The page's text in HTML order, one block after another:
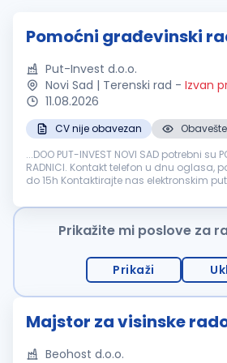
Pomoćni građevinski
Put-Invest d.o.o.
Novi Sad | Terenski rad - Izvan
11.08.2026
CV nije obavezan
...DOO PUT-INVEST NOVI SAD potrebni su
RADNICI. Kontakt telefon u dnu oglasa,
do 15h Kontaktirajte nas elektronskim
Prikažite mi poslove za
Prikaži
Majstor za visinske
Beohost d.o.o.